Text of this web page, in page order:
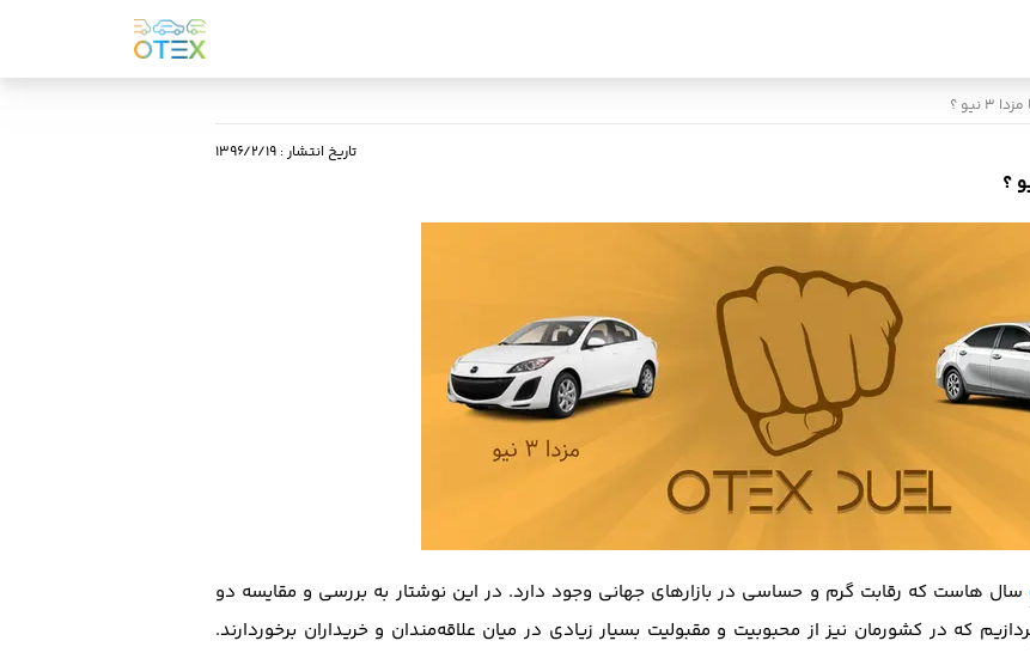
؟
تاریخ انتشار: ۱۳۹۶/۲/۱۹
سال هاست که رقابت گرم و حساسی در بازار‌های جهانی وجود دارد. در این نوشتار به بررسی و مقایسه دو
که در کشورمان نیز از محبوبیت و مقبولیت بسیار زیادی در میان علاقه‌مندان و خریداران برخوردارند.